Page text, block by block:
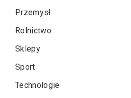
Przemysł
Rolnictwo
Sklepy
Sport
Technologie